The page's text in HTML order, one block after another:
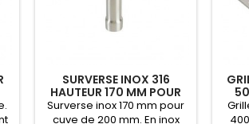
SURVERSE INOX 316
HAUTEUR 170 MM POUR
CUVE DE 200 MM
Surverse inox 170 mm pour
cuve de 200 mm. En inox